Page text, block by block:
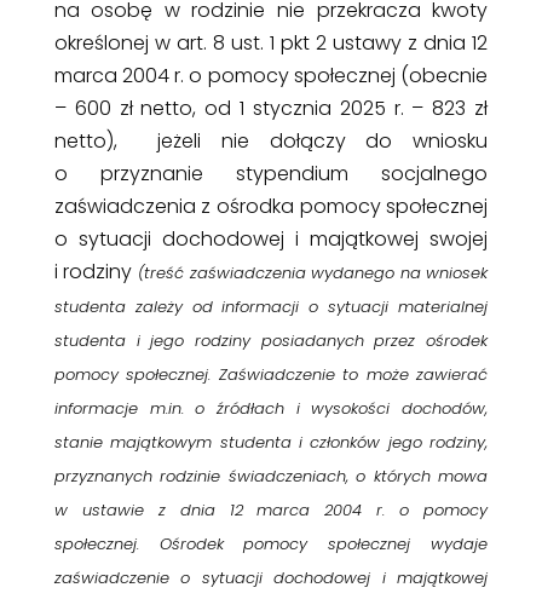
na osobę w rodzinie nie przekracza kwoty
określonej w art. 8 ust. 1 pkt 2 ustawy z dnia 12
marca 2004 r. o pomocy społecznej (obecnie
– 600 zł netto, od 1 stycznia 2025 r. – 823 zł
netto), jeżeli nie dołączy do wniosku
o przyznanie stypendium socjalnego
zaświadczenia z ośrodka pomocy społecznej
o sytuacji dochodowej i majątkowej swojej
i rodziny (treść zaświadczenia wydanego na wniosek
studenta zależy od informacji o sytuacji materialnej
studenta i jego rodziny posiadanych przez ośrodek
pomocy społecznej. Zaświadczenie to może zawierać
informacje m.in. o źródłach i wysokości dochodów,
stanie majątkowym studenta i członków jego rodziny,
przyznanych rodzinie świadczeniach, o których mowa
w ustawie z dnia 12 marca 2004 r. o pomocy
społecznej. Ośrodek pomocy społecznej wydaje
zaświadczenie o sytuacji dochodowej i majątkowej